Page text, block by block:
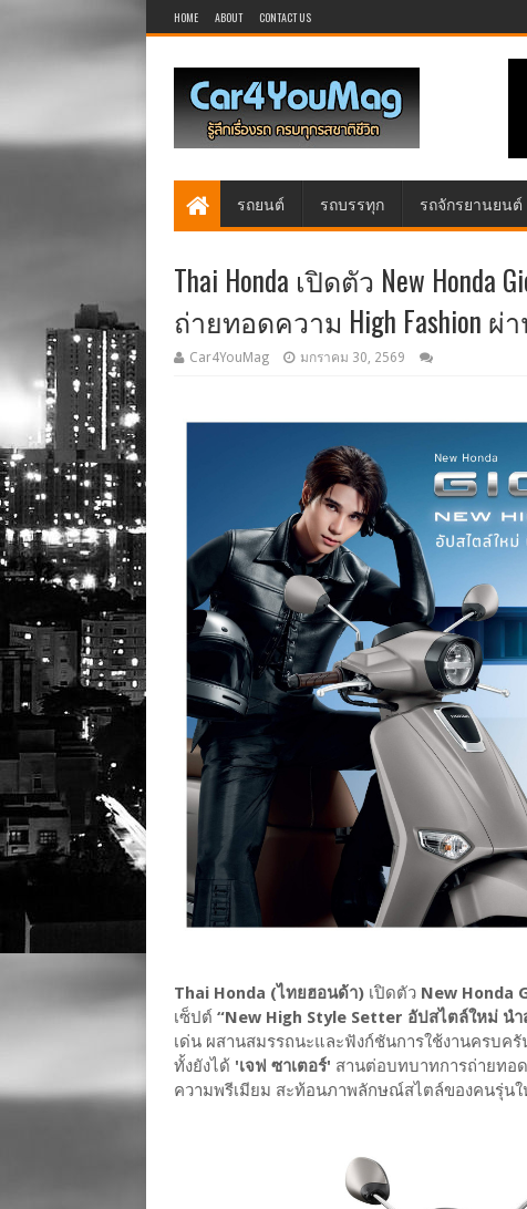
HOME ABOUT CONTACT US
รถยนต์ รถบรรทุก รถจักรยานยนต์
Thai Honda เปิดตัว New
ถ่ายทอดความ High Fashion
Car4YouMag มกราคม 30, 2569
Thai Honda (ไทยฮอนด้า) เปิดตัว New Honda
เซ็ปต์ “New High Style Setter อัปสไตล์ใหม่ นำ
เด่น ผสานสมรรถนะและฟังก์ชันการใช้งานครบค
ทั้งยังได้ 'เจฟ ซาเตอร์' สานต่อบทบาทการถ่ายทอ
ความพรีเมียม สะท้อนภาพลักษณ์สไตล์ของคนรุ่นใ